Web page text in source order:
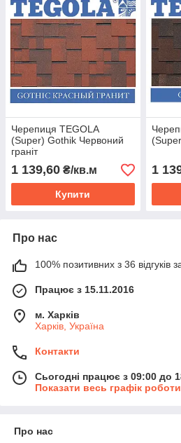
Черепиця TEGOLA
(Super) Gothik Червоний
граніт
1 139,60 ₴/кв.м
Купити
1
Про нас
100% позитивних з 36 відгуків
Працює з 15.11.2016
м. Харків
Харків, Україна
Контакти
Сьогодні працює з 09:00 до
Показати весь графік роботи
Про нас